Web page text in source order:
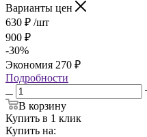
Варианты цен
630 ₽ /шт
900 ₽
-30%
Экономия 270 ₽
Подробности
В корзину
Купить в 1 клик
Купить на: